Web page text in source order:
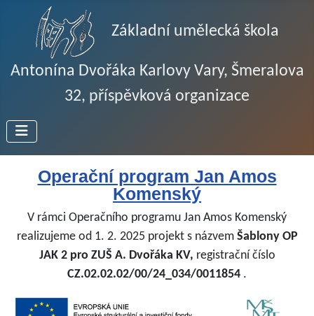
Základní umělecká škola
Antonína Dvořáka Karlovy Vary, Šmeralova
32, příspěvková organizace
Operační program Jan Amos
Komenský
V rámci Operačního programu Jan Amos Komenský
realizujeme od 1. 2. 2025 projekt s názvem Šablony OP
JAK 2 pro ZUŠ A. Dvořáka KV, registrační číslo
CZ.02.02.02/00/24_034/0011854 .